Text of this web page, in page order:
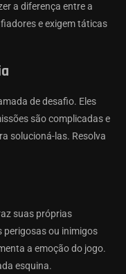
a diferença entre a
e exigem táticas
de desafio. Eles
são complicadas e
solucioná-las. Resolva
suas próprias
perigosas ou inimigos
a emoção do jogo.
esquina.